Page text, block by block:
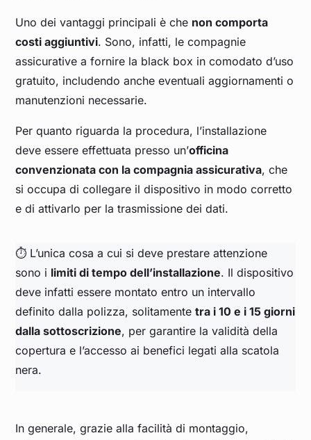
Uno dei vantaggi principali è che non comporta
costi aggiuntivi. Sono, infatti, le compagnie
assicurative a fornire la black box in comodato d’uso
gratuito, includendo anche eventuali aggiornamenti o
manutenzioni necessarie.
Per quanto riguarda la procedura, l’installazione
deve essere effettuata presso un’officina
convenzionata con la compagnia assicurativa, che
si occupa di collegare il dispositivo in modo corretto
e di attivarlo per la trasmissione dei dati.
⏱️ L’unica cosa a cui si deve prestare attenzione
sono i limiti di tempo dell’installazione. Il dispositivo
deve infatti essere montato entro un intervallo
definito dalla polizza, solitamentetra i 10 e i 15 giorni
dalla sottoscrizione, per garantire la validità della
copertura e l’accesso ai benefici legati alla scatola
nera.
In generale, grazie alla facilità di montaggio,